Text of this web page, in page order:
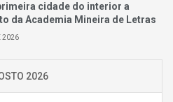
cidade do interior a
da Academia Mineira de Letras
2026
2026